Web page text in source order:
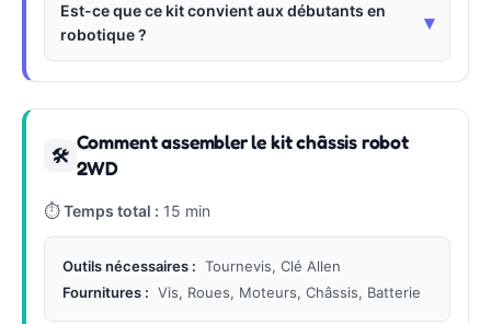
Est-ce que ce kit convient aux débutants en
robotique ?
▾
🛠
Comment assembler le kit châssis robot
2WD
⏱Temps total : 15 min
Outils nécessaires : Tournevis, Clé Allen
Fournitures : Vis, Roues, Moteurs, Châssis, Batterie